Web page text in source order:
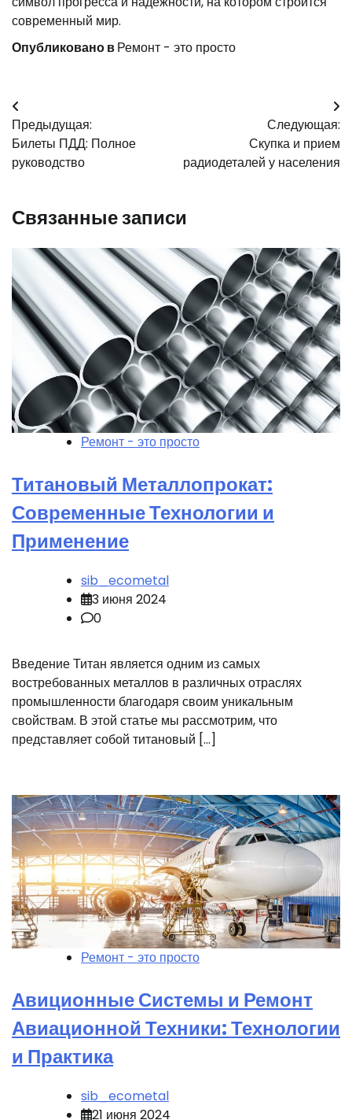
современный мир.
Опубликовано вРемонт - это просто
Навигация
по
записям
Предыдущая:
Билеты ПДД: Полное
руководство
Следующая:
Скупка и прием
радиодеталей у населения
Связанные записи
Ремонт - это просто
Титановый Металлопрокат:
Современные Технологии и
Применение
sib_ecometal
3 июня 2024
0
Введение Титан является одним из самых
востребованных металлов в различных отраслях
промышленности благодаря своим уникальным
свойствам. В этой статье мы рассмотрим, что
представляет собой титановый […]
Ремонт - это просто
Авиционные Системы и Ремонт
Авиационной Техники: Технологии
и Практика
sib_ecometal
21 июня 2024